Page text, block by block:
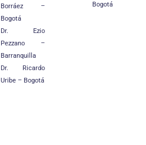
Borráez –
Bogotá
Dr. Ezio
Pezzano –
Barranquilla
Dr. Ricardo
Uribe – Bogotá
Bogotá